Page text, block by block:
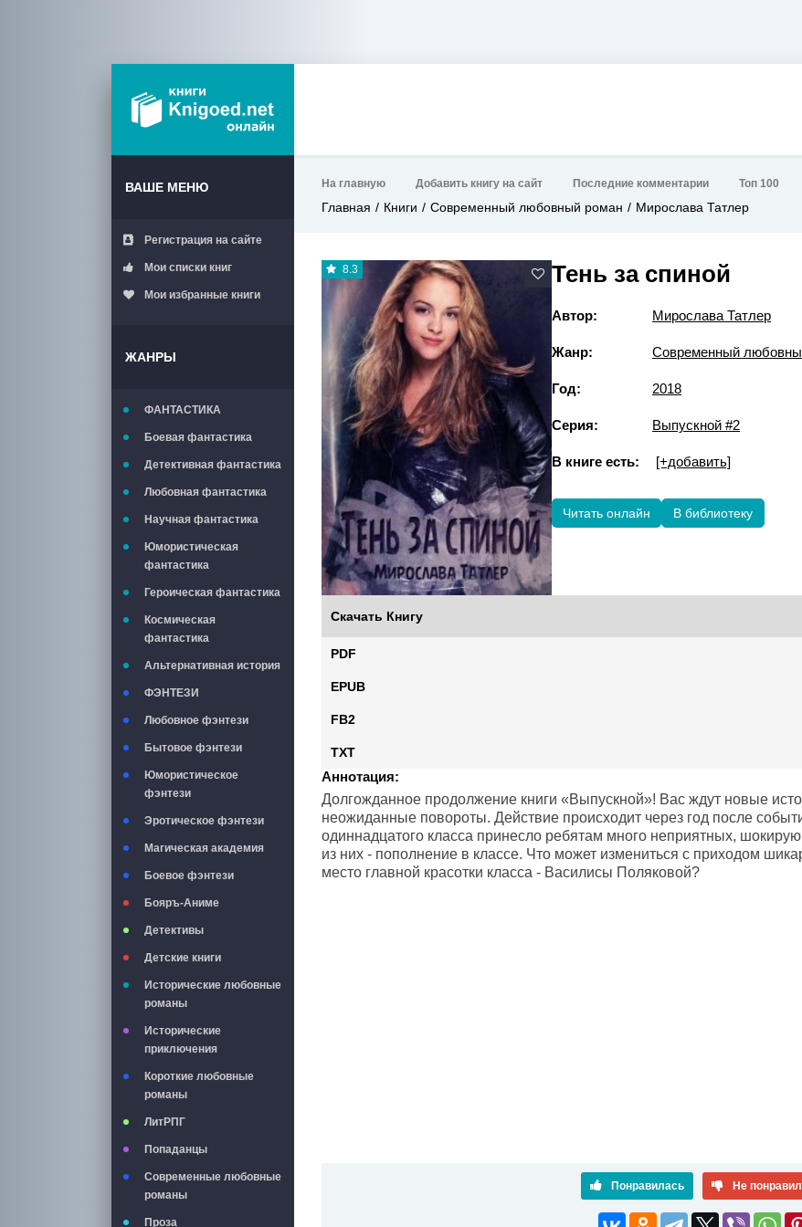
ВАШЕ МЕНЮ
Регистрация на сайте
Мои списки книг
Мои избранные книги
ЖАНРЫ
ФАНТАСТИКА
Боевая фантастика
Детективная фантастика
Любовная фантастика
Научная фантастика
Юмористическая
фантастика
Героическая фантастика
Космическая
фантастика
Альтернативная история
ФЭНТЕЗИ
Любовное фэнтези
Бытовое фэнтези
Юмористическое
фэнтези
Эротическое фэнтези
Магическая академия
Боевое фэнтези
Бояръ-Аниме
Детективы
Детские книги
Исторические любовные
романы
Исторические
приключения
Короткие любовные
романы
ЛитРПГ
Попаданцы
Современные любовные
романы
Проза
На главную Добавить книгу на сайт Последние комментарии Топ 100
Главная Книги Современный любовный роман Мирослава Татлер
8.3 Тень за спиной
Автор: Мирослава Татлер
Жанр: Современный
Год: 2018
Серия: Выпускной #2
В книге есть: [+добавить]
Читать онлайн В библиотеку
Скачать Книгу
PDF
EPUB
FB2
TXT
Аннотация:
Долгожданное продолжение книги «Выпускной»! Вас ждут новые
неожиданные повороты. Действие происходит через год после
одиннадцатого класса принесло ребятам много неприятных,
из них - пополнение в классе. Что может измениться с приходом
место главной красотки класса - Василисы Поляковой?
Понравилась Не